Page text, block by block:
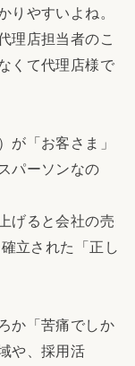
やすいよね。
理店担当者のこ
くて代理店様で
「お客さま」
パーソンなの
げると会社の売
立された「正し
か「苦痛でしか
や、採用活